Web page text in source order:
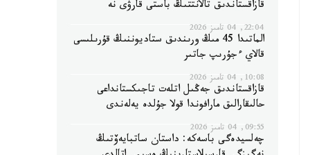
قازاقستاندىق تالانتتىڭ باستى قارۋى نە
22:04, 04 تامىز 2026
الماتىدا 45 مىڭ ورىندىق ستاديوننىڭ قۇرىلىسى
قالاي ءجۇرىپ جاتىر
10:08, 04 تامىز 2026
قازاقستاندىق جەڭىل اتلەت تاجىكستانداعى
حالىقارالىق مارافوندا قولا جۇلدە يەلەندى
09:55, 04 تامىز 2026
چەلسيدەگى باسەكە: داستان ساتبايەۆتىڭ